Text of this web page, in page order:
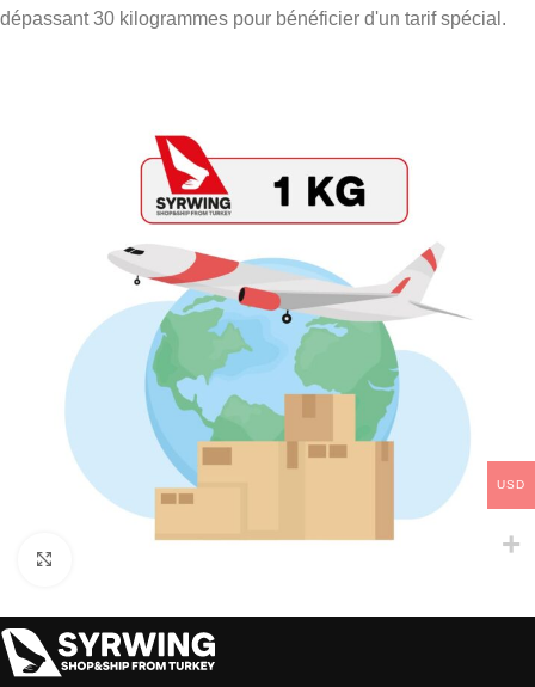
dépassant 30 kilogrammes pour bénéficier d'un tarif spécial.
USD